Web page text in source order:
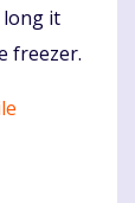
long it
freezer.